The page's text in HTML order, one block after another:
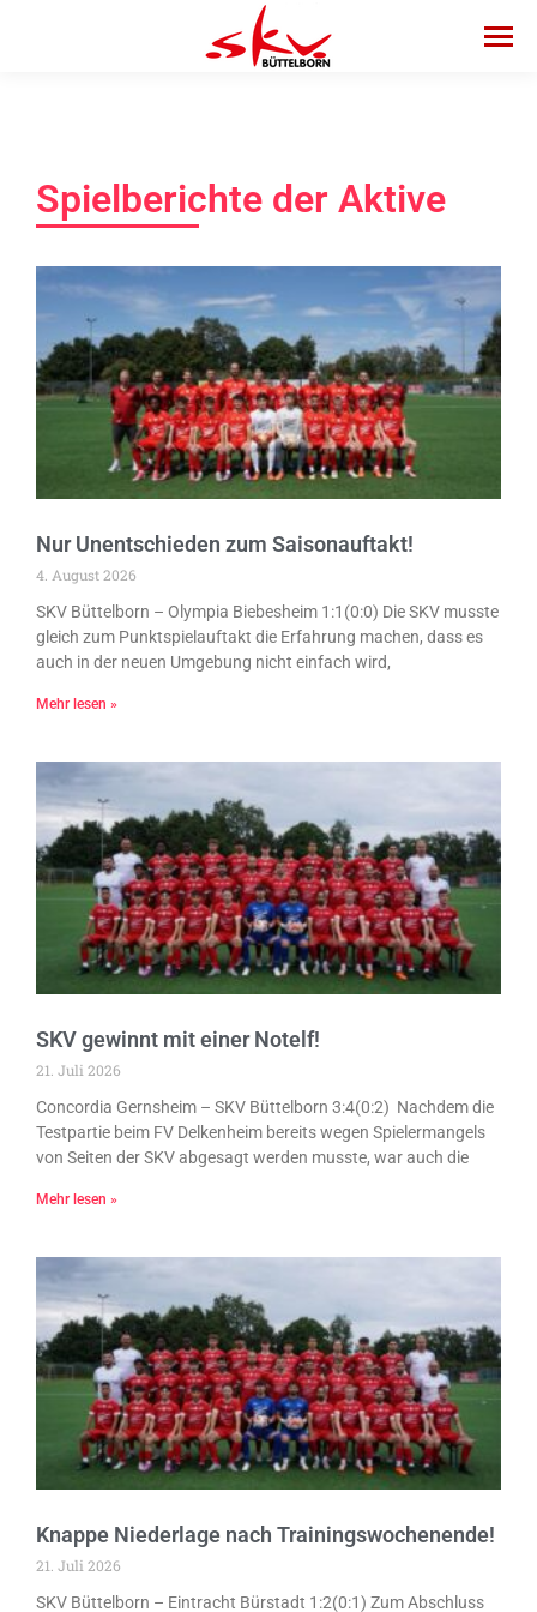
Spielberichte der Aktive
Nur Unentschieden zum Saisonauftakt!
4. August 2026
SKV Büttelborn – Olympia Biebesheim 1:1(0:0) Die SKV musste
gleich zum Punktspielauftakt die Erfahrung machen, dass es
auch in der neuen Umgebung nicht einfach wird,
Mehr lesen »
SKV gewinnt mit einer Notelf!
21. Juli 2026
Concordia Gernsheim – SKV Büttelborn 3:4(0:2) Nachdem die
Testpartie beim FV Delkenheim bereits wegen Spielermangels
von Seiten der SKV abgesagt werden musste, war auch die
Mehr lesen »
Knappe Niederlage nach Trainingswochenende!
21. Juli 2026
SKV Büttelborn – Eintracht Bürstadt 1:2(0:1) Zum Abschluss